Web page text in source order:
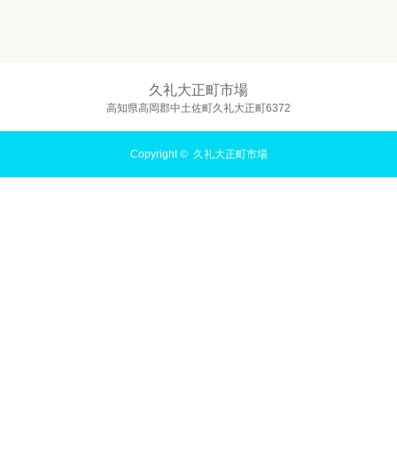
久礼大正町市場
高知県高岡郡中土佐町久礼大正町6372
Copyright © 久礼大正町市場